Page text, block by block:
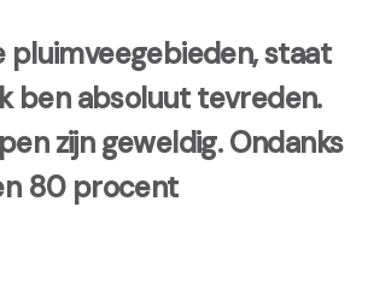
pluimveegebieden, staat
ben absoluut tevreden.
zijn geweldig. Ondanks
80 procent